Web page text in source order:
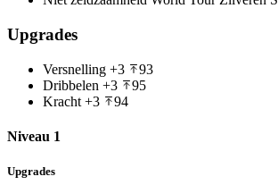
Upgrades
Versnelling +3
93
Dribbelen +3
95
Kracht +3 94
Niveau 1
Upgrades